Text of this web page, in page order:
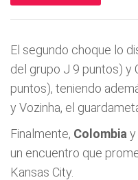
El segundo choque lo
del grupo J 9 puntos) y
puntos), teniendo
y Vozinha, el
Finalmente, Colombia y
un encuentro que
Kansas City.